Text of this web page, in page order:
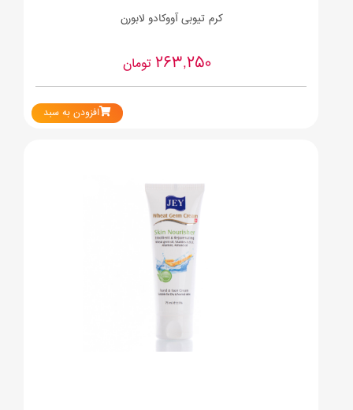
کرم تیوبی آووکادو لابورن
263,250تومان
افزودن به سبد